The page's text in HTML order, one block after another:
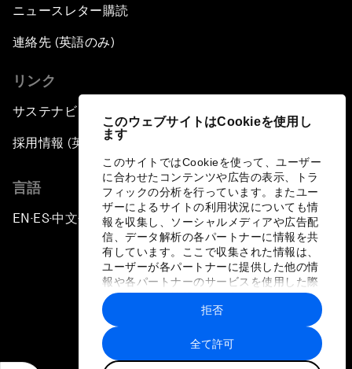
このウェブサイトはCookieを使用し
ます
このサイトではCookieを使って、ユーザー
に合わせたコンテンツや広告の表示、トラ
フィックの分析を行っています。またユー
ザーによるサイトの利用状況についても情
報を収集し、ソーシャルメディアや広告配
信、データ解析の各パートナーに情報を共
有しています。ここで収集された情報は、
ユーザーが各パートナーに提供した他の情
報や各パートナーのサービスを使用した際
に収集された情報と組み合わされ、各パー
トナーによって使用されることがありま
す。
全て許可
拒否
ニュースレター購読
連絡先 (英語のみ)
リンク
サステナビリティへの取り組み
採用情報 (英語のみ)
言語
EN ▪ES▪中文▪ 日本語
プライバシーポリシーと利用規約
サイトマップ